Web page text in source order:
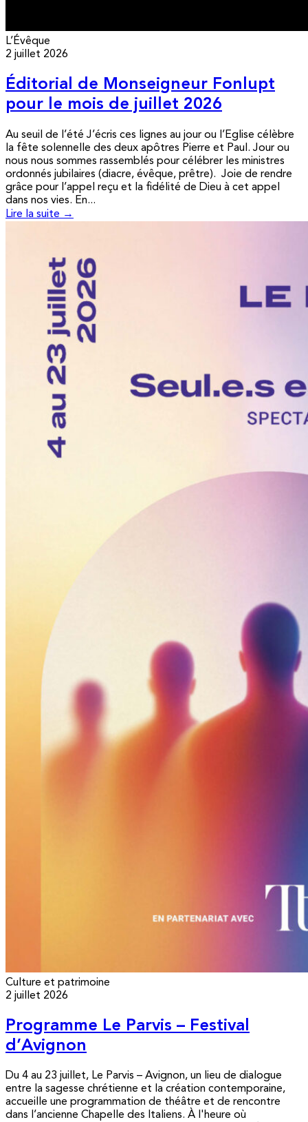
L’Évêque
2 juillet 2026
Éditorial de Monseigneur Fonlupt
pour le mois de juillet 2026
Au seuil de l’été J’écris ces lignes au jour ou l’Eglise célèbre
la fête solennelle des deux apôtres Pierre et Paul. Jour ou
nous nous sommes rassemblés pour célébrer les ministres
ordonnés jubilaires (diacre, évêque, prêtre). Joie de rendre
grâce pour l’appel reçu et la fidélité de Dieu à cet appel
dans nos vies. En...
Lire la suite →
Culture et patrimoine
2 juillet 2026
Programme Le Parvis – Festival
d’Avignon
Du 4 au 23 juillet, Le Parvis – Avignon, un lieu de dialogue
entre la sagesse chrétienne et la création contemporaine,
accueille une programmation de théâtre et de rencontre
dans l’ancienne Chapelle des Italiens. À l'heure où